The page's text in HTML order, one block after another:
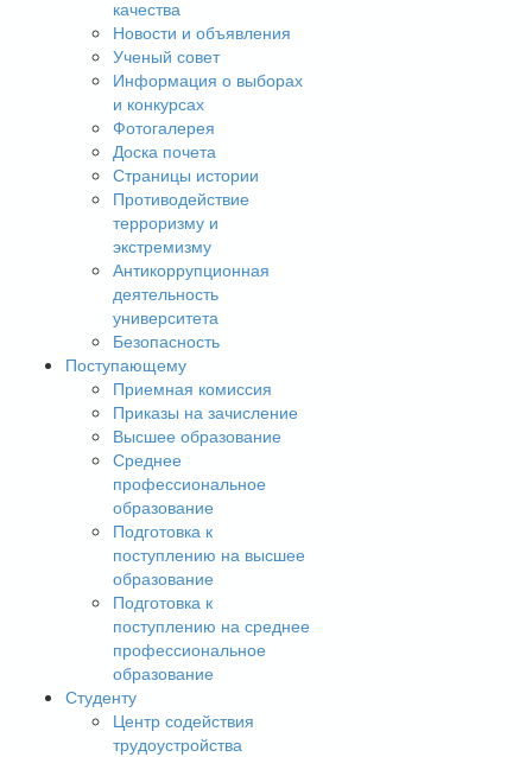
качества
Новости и объявления
Ученый совет
Информация о выборах
и конкурсах
Фотогалерея
Доска почета
Страницы истории
Противодействие
терроризму и
экстремизму
Антикоррупционная
деятельность
университета
Безопасность
Поступающему
Приемная комиссия
Приказы на зачисление
Высшее образование
Среднее
профессиональное
образование
Подготовка к
поступлению на высшее
образование
Подготовка к
поступлению на среднее
профессиональное
образование
Студенту
Центр содействия
трудоустройства